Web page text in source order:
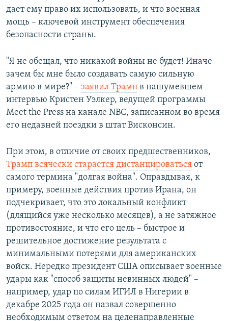
дает ему право их использовать, и что военная
мощь – ключевой инструмент обеспечения
безопасности страны.
"Я не обещал, что никакой войны не будет! Иначе
зачем бы мне было создавать самую сильную
армию в мире?" – заявил Трамп в нашумевшем
интервью Кристен Уэлкер, ведущей программы
Meet the Press на канале NBC, записанном во время
его недавней поездки в штат Висконсин.
При этом, в отличие от своих предшественников,
Трамп всячески старается дистанцироваться от
самого термина "долгая война". Оправдывая, к
примеру, военные действия против Ирана, он
подчекривает, что это локальный конфликт
(длящийся уже несколько месяцев), а не затяжное
противостояние, и что его цель – быстрое и
решительное достижение результата с
минимальными потерями для американских
войск. Нередко президент США описывает военные
удары как "способ защиты невинных людей" –
например, удар по силам ИГИЛ в Нигерии в
декабре 2025 года он назвал совершенно
необходимым ответом на целенаправленные